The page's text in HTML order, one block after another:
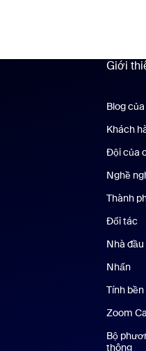
Giới
Blog
Khách
Đội của
Nghề
Thành
Đối tác
Nhà
Nhấn
Tính
Zoom
Bộ
thông